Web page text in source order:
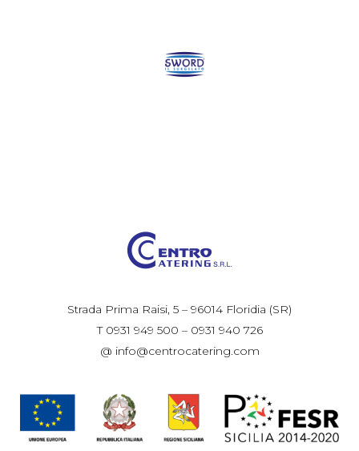
Strada Prima Raisi, 5 – 96014 Floridia (SR)
T 0931 949 500 – 0931 940 726
@ info@centrocatering.com